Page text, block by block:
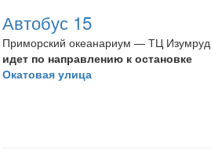
Автобус 15
Приморский океанариум — ТЦ Изумруд
идет по направлению к остановке
Окатовая улица